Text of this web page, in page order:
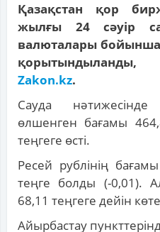
Қазақстан қор
жылғы 24 сәуір
валюталары бойынша
Zakon.kz.
Сауда
өлшенген бағамы
теңгеге өсті.
Ресей рублінің
теңге болды (-0,01).
68,11 теңгеге дейін
Айырбастау